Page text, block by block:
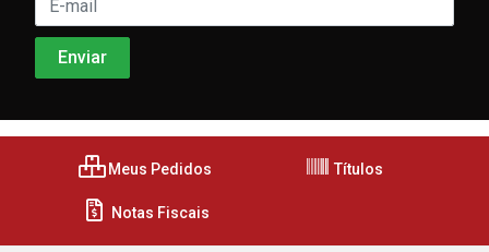
Meus Pedidos Títulos
Notas Fiscais